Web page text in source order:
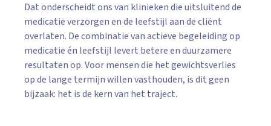
Dat onderscheidt ons van klinieken die uitsluitend de
medicatie verzorgen en de leefstijl aan de cliënt
overlaten. De combinatie van actieve begeleiding op
medicatie én leefstijl levert betere en duurzamere
resultaten op. Voor mensen die het gewichtsverlies
op de lange termijn willen vasthouden, is dit geen
bijzaak: het is de kern van het traject.